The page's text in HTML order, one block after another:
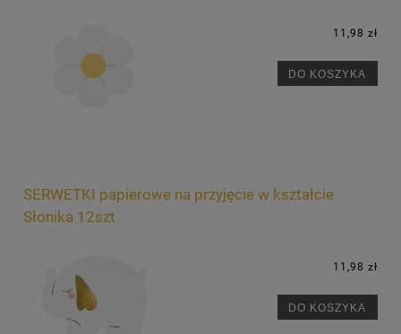
11,98 zł
DO KOSZYKA
SERWETKI papierowe na przyjęcie w kształcie
Słonika 12szt
11,98 zł
DO KOSZYKA